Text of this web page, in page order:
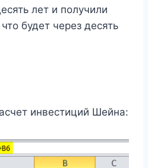
лет и получили
будет через десять
инвестиций Шейна: